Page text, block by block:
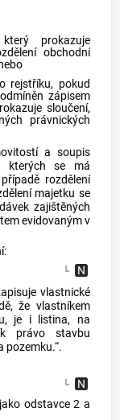
prokazuje
obchodní
rejstříku, pokud
zápisem
sloučení,
právnických
a soupis
kterých se má
rozdělení
majetku se
zajištěných
evidovaným v
vlastnické
že vlastníkem
je i listina, na
právo stavbu
pozemku.“.
odstavce 2 a